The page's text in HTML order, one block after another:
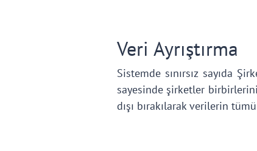
Veri Ayrıştırma
Sistemde sınırsız sayıda
sayesinde şirketler
dışı bırakılarak verilerin